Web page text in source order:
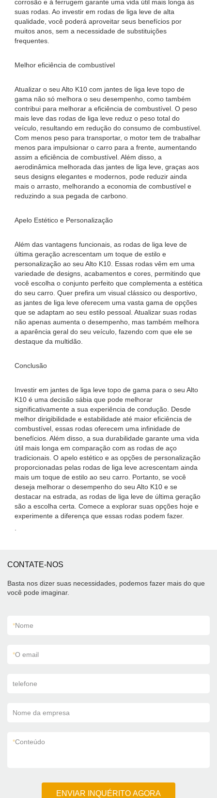
corrosão e à ferrugem garante uma vida útil mais longa às
suas rodas. Ao investir em rodas de liga leve de alta
qualidade, você poderá aproveitar seus benefícios por
muitos anos, sem a necessidade de substituições
frequentes.
Melhor eficiência de combustível
Atualizar o seu Alto K10 com jantes de liga leve topo de
gama não só melhora o seu desempenho, como também
contribui para melhorar a eficiência de combustível. O peso
mais leve das rodas de liga leve reduz o peso total do
veículo, resultando em redução do consumo de combustível.
Com menos peso para transportar, o motor tem de trabalhar
menos para impulsionar o carro para a frente, aumentando
assim a eficiência de combustível. Além disso, a
aerodinâmica melhorada das jantes de liga leve, graças aos
seus designs elegantes e modernos, pode reduzir ainda
mais o arrasto, melhorando a economia de combustível e
reduzindo a sua pegada de carbono.
Apelo Estético e Personalização
Além das vantagens funcionais, as rodas de liga leve de
última geração acrescentam um toque de estilo e
personalização ao seu Alto K10. Essas rodas vêm em uma
variedade de designs, acabamentos e cores, permitindo que
você escolha o conjunto perfeito que complementa a estética
do seu carro. Quer prefira um visual clássico ou desportivo,
as jantes de liga leve oferecem uma vasta gama de opções
que se adaptam ao seu estilo pessoal. Atualizar suas rodas
não apenas aumenta o desempenho, mas também melhora
a aparência geral do seu veículo, fazendo com que ele se
destaque da multidão.
Conclusão
Investir em jantes de liga leve topo de gama para o seu Alto
K10 é uma decisão sábia que pode melhorar
significativamente a sua experiência de condução. Desde
melhor dirigibilidade e estabilidade até maior eficiência de
combustível, essas rodas oferecem uma infinidade de
benefícios. Além disso, a sua durabilidade garante uma vida
útil mais longa em comparação com as rodas de aço
tradicionais. O apelo estético e as opções de personalização
proporcionadas pelas rodas de liga leve acrescentam ainda
mais um toque de estilo ao seu carro. Portanto, se você
deseja melhorar o desempenho do seu Alto K10 e se
destacar na estrada, as rodas de liga leve de última geração
são a escolha certa. Comece a explorar suas opções hoje e
experimente a diferença que essas rodas podem fazer.
CONTATE-NOS
Basta nos dizer suas necessidades, podemos fazer mais do que
você pode imaginar.
*Nome
*O email
telefone
Nome da empresa
*Conteúdo
ENVIAR INQUÉRITO AGORA